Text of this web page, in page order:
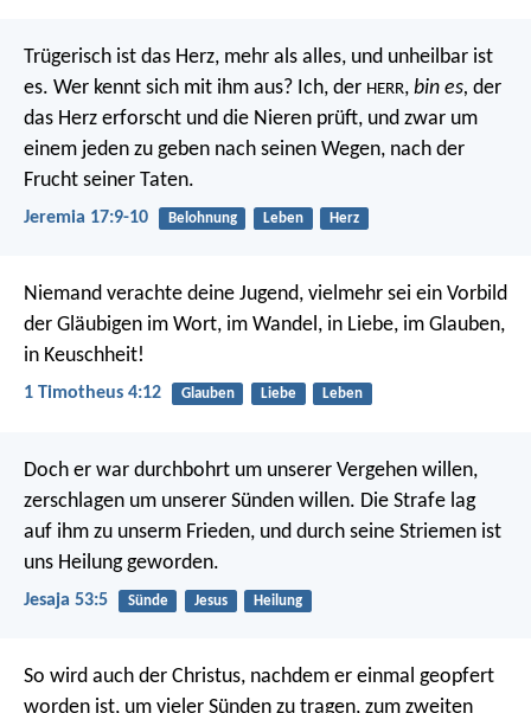
Trügerisch ist das Herz, mehr als alles, und unheilbar ist
es. Wer kennt sich mit ihm aus? Ich, der HERR, bin es, der
das Herz erforscht und die Nieren prüft, und zwar um
einem jeden zu geben nach seinen Wegen, nach der
Frucht seiner Taten.
Jeremia 17:9-10 Belohnung Leben Herz
Niemand verachte deine Jugend, vielmehr sei ein Vorbild
der Gläubigen im Wort, im Wandel, in Liebe, im Glauben,
in Keuschheit!
1 Timotheus 4:12 Glauben Liebe Leben
Doch er war durchbohrt um unserer Vergehen willen,
zerschlagen um unserer Sünden willen. Die Strafe lag
auf ihm zu unserm Frieden, und durch seine Striemen ist
uns Heilung geworden.
Jesaja 53:5 Sünde Jesus Heilung
So wird auch der Christus, nachdem er einmal geopfert
worden ist, um vieler Sünden zu tragen, zum zweiten